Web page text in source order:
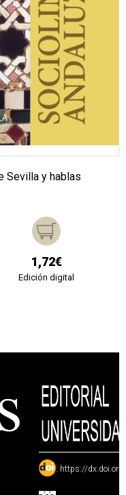
Sevilla y hablas
1,72€
Edición digital
: https://